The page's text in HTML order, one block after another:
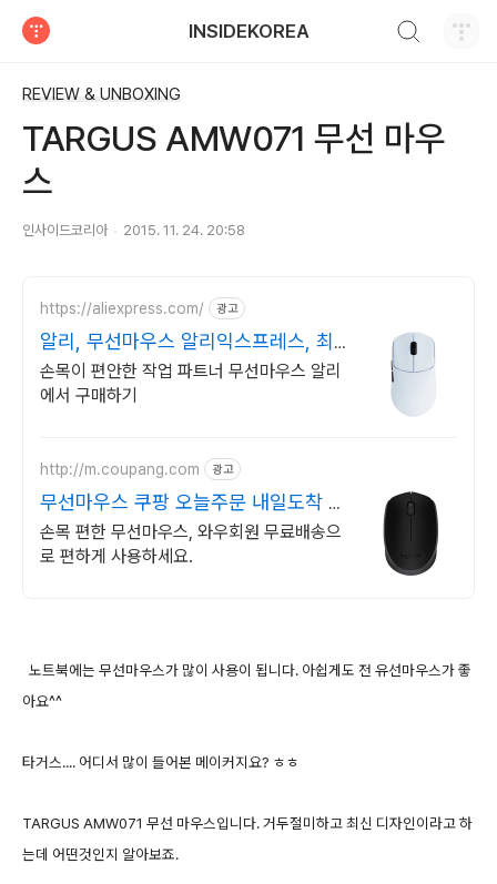
INSIDEKOREA
REVIEW & UNBOXING
TARGUS AMW071 무선 마우
스
인사이드코리아 2015. 11. 24. 20:58
https://aliexpress.com/ 광고
알리, 무선마우스 알리익스프레스, 최
저가 도전
손목이 편안한 작업 파트너 무선마우스 알리
에서 구매하기
http://m.coupang.com 광고
무선마우스 쿠팡 오늘주문 내일도착 로
켓배송
손목 편한 무선마우스, 와우회원 무료배송으
로 편하게 사용하세요.
노트북에는 무선마우스가 많이 사용이 됩니다. 아쉽게도 전 유선마우스가 좋
아요^^
타거스.... 어디서 많이 들어본 메이커지요? ㅎㅎ
TARGUS AMW071 무선 마우스입니다. 거두절미하고 최신 디자인이라고 하
는데 어떤것인지 알아보죠.